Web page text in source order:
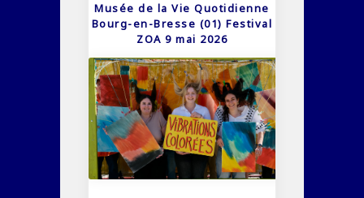
Musée de la Vie Quotidienne
Bourg-en-Bresse (01) Festival
ZOA 9 mai 2026